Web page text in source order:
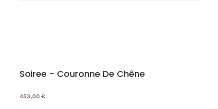
Soiree - Couronne De Chêne
453,00 €